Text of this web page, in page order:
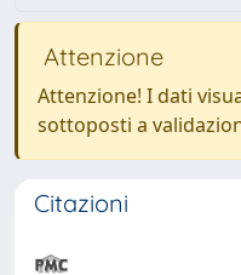
Attenzione
Attenzione! I dati
sottoposti a
Citazioni